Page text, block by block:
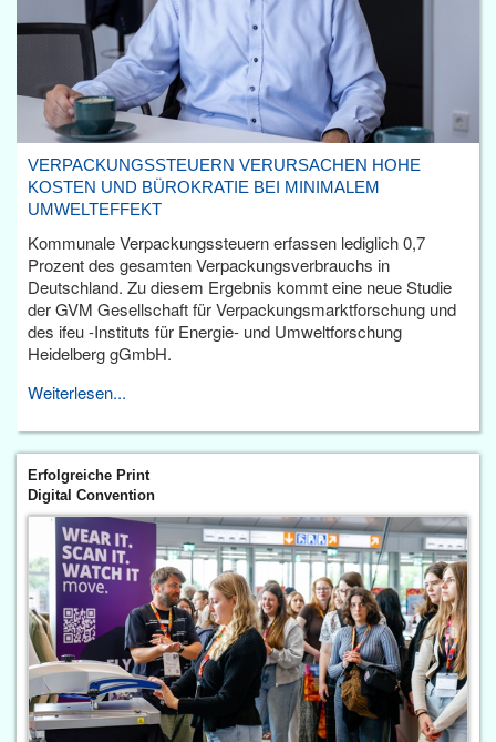
VERPACKUNGSSTEUERN VERURSACHEN HOHE
KOSTEN UND BÜROKRATIE BEI MINIMALEM
UMWELTEFFEKT
Kommunale Verpackungssteuern erfassen lediglich 0,7
Prozent des gesamten Verpackungsverbrauchs in
Deutschland. Zu diesem Ergebnis kommt eine neue Studie
der GVM Gesellschaft für Verpackungsmarktforschung und
des ifeu -Instituts für Energie- und Umweltforschung
Heidelberg gGmbH.
Weiterlesen...
Erfolgreiche Print
Digital Convention